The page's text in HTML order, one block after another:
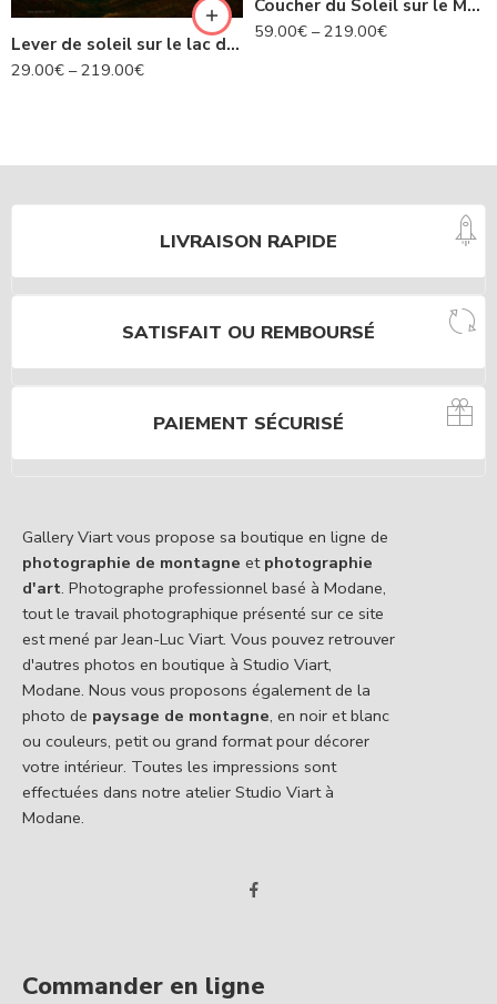
Lever de soleil sur le lac du Mont Cenis – Savoie N°452
29.00€ –219.00€
Coucher du Soleil sur le Mont Blanc
59.00€ –219.00€
LIVRAISON RAPIDE
SATISFAIT OU REMBOURSÉ
PAIEMENT SÉCURISÉ
Gallery Viart vous propose sa boutique en ligne de
photographie de montagne et photographie
d'art. Photographe professionnel basé à Modane,
tout le travail photographique présenté sur ce site
est mené par Jean-Luc Viart. Vous pouvez retrouver
d'autres photos en boutique à Studio Viart,
Modane. Nous vous proposons également de la
photo de paysage de montagne, en noir et blanc
ou couleurs, petit ou grand format pour décorer
votre intérieur. Toutes les impressions sont
effectuées dans notre atelier Studio Viart à
Modane.
Commander en ligne